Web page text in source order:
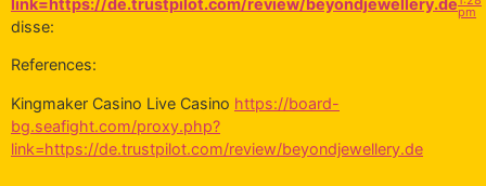
disse:
pm
References:
Kingmaker Casino Live Casino https://board-
bg.seafight.com/proxy.php?
link=https://de.trustpilot.com/review/beyondjewellery.de